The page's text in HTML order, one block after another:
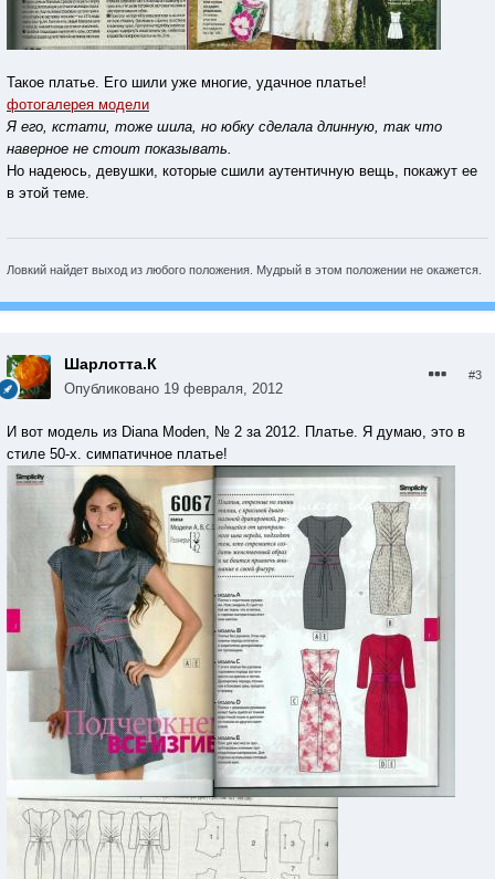
Такое платье. Его шили уже многие, удачное платье!
фотогалерея модели
Я его, кстати, тоже шила, но юбку сделала длинную, так что
наверное не стоит показывать.
Но надеюсь, девушки, которые сшили аутентичную вещь, покажут ее
в этой теме.
Ловкий найдет выход из любого положения. Мудрый в этом положении не окажется.
Шарлотта.К
Опубликовано 19 февраля, 2012
#3
И вот модель из Diana Moden, № 2 за 2012. Платье. Я думаю, это в
стиле 50-х. симпатичное платье!